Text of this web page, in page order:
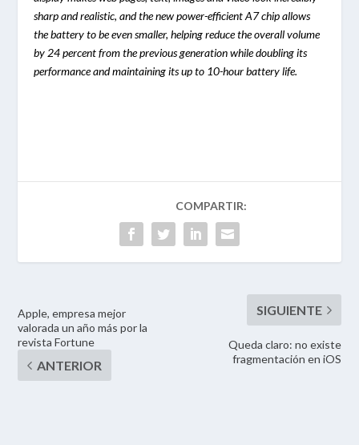
sharp and realistic, and the new power-efficient A7 chip allows
the battery to be even smaller, helping reduce the overall volume
by 24 percent from the previous generation while doubling its
performance and maintaining its up to 10-hour battery life.
Apple, empresa mejor
valorada un año más por la
revista Fortune
Queda claro: no existe
fragmentación en iOS